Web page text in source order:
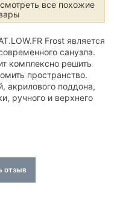
все похожие
Frost является
санузла.
комплексно решить
пространство.
акрилового поддона,
ручного и верхнего
отзыв